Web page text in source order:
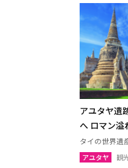
アユタヤ遺
へ ロマン溢
タイの世界遺
アユタヤ 観